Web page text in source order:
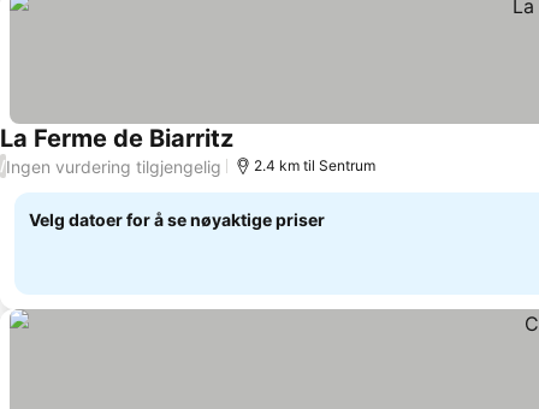
La Ferme de BiarritzSe priser
/Ingen vurdering tilgjengelig 2.4 km til Sentrum
Velg datoer for å se nøyaktige priser